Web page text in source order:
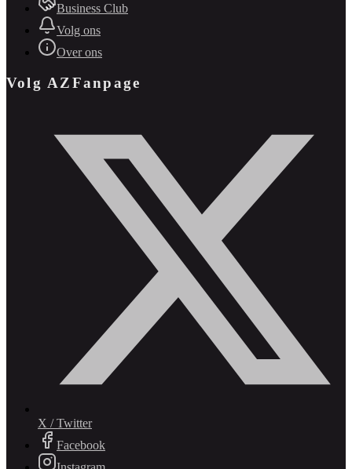
Business Club
Volg ons
Over ons
Volg AZFanpage
X / Twitter
Facebook